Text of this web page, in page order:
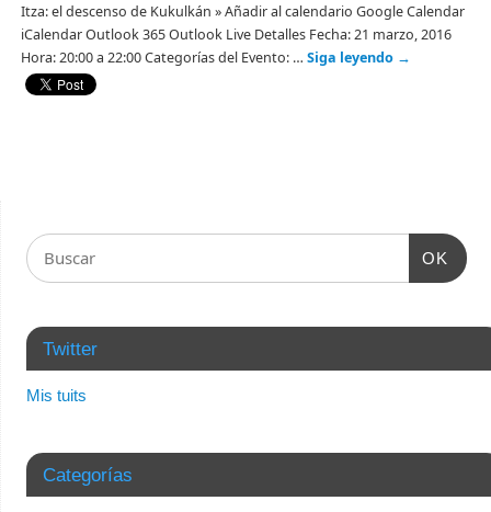
Itza: el descenso de Kukulkán » Añadir al calendario Google Calendar
iCalendar Outlook 365 Outlook Live Detalles Fecha: 21 marzo, 2016
Hora: 20:00 a 22:00 Categorías del Evento: … Siga leyendo →
OK
Twitter
Mis tuits
Categorías